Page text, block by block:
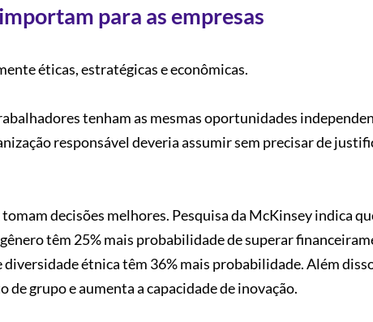
para as empresas
éticas, estratégicas e econômicas.
tenham as mesmas oportunidades
responsável deveria assumir sem precisar de
decisões melhores. Pesquisa da McKinsey indica
têm 25% mais probabilidade de superar
étnica têm 36% mais probabilidade. Além
grupo e aumenta a capacidade de inovação.